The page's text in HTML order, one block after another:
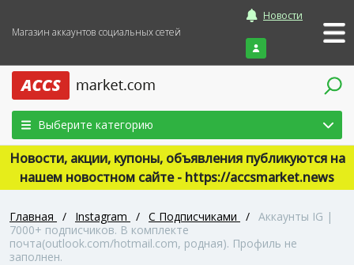
Магазин аккаунтов социальных сетей
Новости
Войти
Выберите категорию
Новости, акции, купоны, объявления публикуются на
нашем новостном сайте - https://accsmarket.news
Главная / Instagram / С Подписчиками / Аккаунты IG |
7000+ подписчиков. В комплекте
почта(outlook.com/hotmail.com, родная). Профиль не
заполнен.